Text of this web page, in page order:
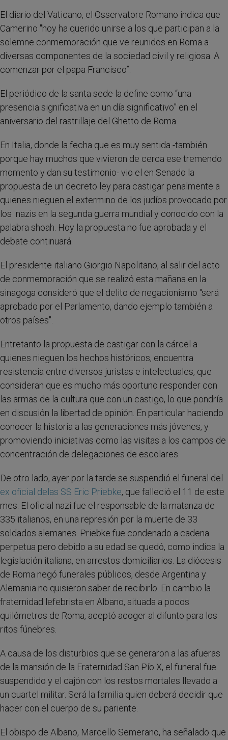
El diario del Vaticano, el Osservatore Romano indica que
Camerino "hoy ha querido unirse a los que participan a la
solemne conmemoración que ve reunidos en Roma a
diversas componentes de la sociedad civil y religiosa. A
comenzar por el papa Francisco”.
El periódico de la santa sede la define como “una
presencia significativa en un día significativo” en el
aniversario del rastrillaje del Ghetto de Roma.
En Italia, donde la fecha que es muy sentida -también
porque hay muchos que vivieron de cerca ese tremendo
momento y dan su testimonio- vio el en Senado la
propuesta de un decreto ley para castigar penalmente a
quienes nieguen el extermino de los judíos provocado por
los nazis en la segunda guerra mundial y conocido con la
palabra shoah. Hoy la propuesta no fue aprobada y el
debate continuará.
El presidente italiano Giorgio Napolitano, al salir del acto
de conmemoración que se realizó esta mañana en la
sinagoga consideró que el delito de negacionismo "será
aprobado por el Parlamento, dando ejemplo también a
otros países".
Entretanto la propuesta de castigar con la cárcel a
quienes nieguen los hechos históricos, encuentra
resistencia entre diversos juristas e intelectuales, que
consideran que es mucho más oportuno responder con
las armas de la cultura que con un castigo, lo que pondría
en discusión la libertad de opinión. En particular haciendo
conocer la historia a las generaciones más jóvenes, y
promoviendo iniciativas como las visitas a los campos de
concentración de delegaciones de escolares.
De otro lado, ayer por la tarde se suspendió el funeral del
ex oficial delas SS Eric Priebke, que falleció el 11 de este
mes. El oficial nazi fue el responsable de la matanza de
335 italianos, en una represión por la muerte de 33
soldados alemanes. Priebke fue condenado a cadena
perpetua pero debido a su edad se quedó, como indica la
legislación italiana, en arrestos domiciliarios. La diócesis
de Roma negó funerales públicos, desde Argentina y
Alemania no quisieron saber de recibirlo. En cambio la
fraternidad lefebrista en Albano, situada a pocos
quilómetros de Roma, aceptó acoger al difunto para los
ritos fúnebres.
A causa de los disturbios que se generaron a las afueras
de la mansión de la Fraternidad San Pío X, el funeral fue
suspendido y el cajón con los restos mortales llevado a
un cuartel militar. Será la familia quien deberá decidir que
hacer con el cuerpo de su pariente.
El obispo de Albano, Marcello Semerano, ha señalado que